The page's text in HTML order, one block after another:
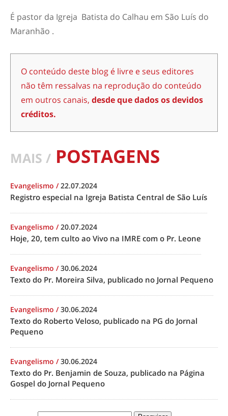
É pastor da Igreja Batista do Calhau em São Luís do
Maranhão .
O conteúdo deste blog é livre e seus editores
não têm ressalvas na reprodução do conteúdo
em outros canais, desde que dados os devidos
créditos.
MAIS / POSTAGENS
Evangelismo /22.07.2024
Registro especial na Igreja Batista Central de São Luís
Evangelismo /20.07.2024
Hoje, 20, tem culto ao Vivo na IMRE com o Pr. Leone
Evangelismo /30.06.2024
Texto do Pr. Moreira Silva, publicado no Jornal Pequeno
Evangelismo /30.06.2024
Texto do Roberto Veloso, publicado na PG do Jornal
Pequeno
Evangelismo /30.06.2024
Texto do Pr. Benjamin de Souza, publicado na Página
Gospel do Jornal Pequeno